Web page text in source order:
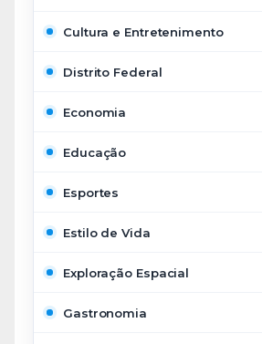
Cultura e Entretenimento
Distrito Federal
Economia
Educação
Esportes
Estilo de Vida
Exploração Espacial
Gastronomia